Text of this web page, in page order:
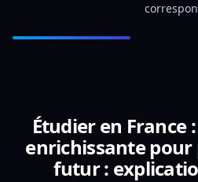
Étudier en France
enrichissante
futur :